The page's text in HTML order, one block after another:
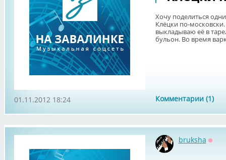
Хочу поделиться
Клёцки по-
выкладываю её в
бульон. Во время
Комментарии (1)
01.11.2012 18:24
bruksha